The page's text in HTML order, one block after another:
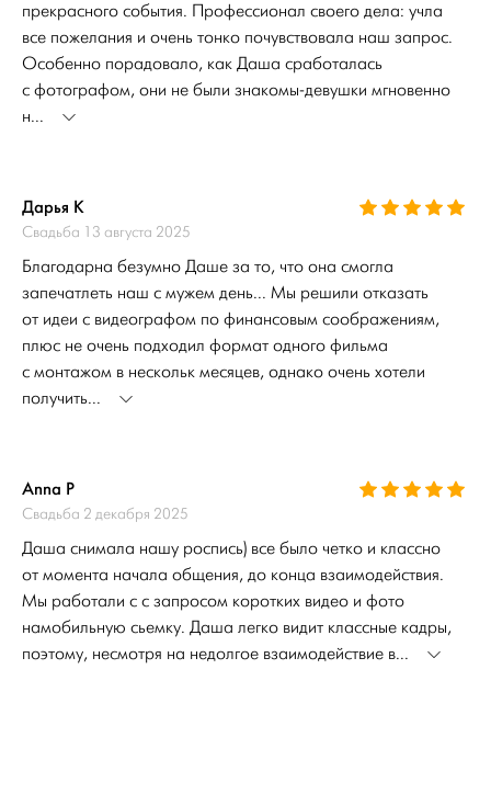
прекрасного события. Профессионал своего дела: учла
все пожелания и очень тонко почувствовала наш запрос.
Особенно порадовало, как Даша сработалась
с фотографом, они не были знакомы-девушки мгновенно
н...
Дарья К
Свадьба 13 августа 2025
Благодарна безумно Даше за то, что она смогла
запечатлеть наш с мужем день... Мы решили отказать
от идеи с видеографом по финансовым соображениям,
плюс не очень подходил формат одного фильма
с монтажом в нескольк месяцев, однако очень хотели
получить...
Anna P
Свадьба 2 декабря 2025
Даша снимала нашу роспись) все было четко и классно
от момента начала общения, до конца взаимодействия.
Мы работали с с запросом коротких видео и фото
намобильную сьемку. Даша легко видит классные кадры,
поэтому, несмотря на недолгое взаимодействие в...